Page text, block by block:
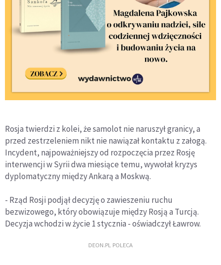
Rosja twierdzi z kolei, że samolot nie naruszył granicy, a
przed zestrzeleniem nikt nie nawiązał kontaktu z załogą.
Incydent, najpoważniejszy od rozpoczęcia przez Rosję
interwencji w Syrii dwa miesiące temu, wywołał kryzys
dyplomatyczny między Ankarą a Moskwą.
- Rząd Rosji podjął decyzję o zawieszeniu ruchu
bezwizowego, który obowiązuje między Rosją a Turcją.
Decyzja wchodzi w życie 1 stycznia - oświadczył Ławrow.
DEON.PL POLECA